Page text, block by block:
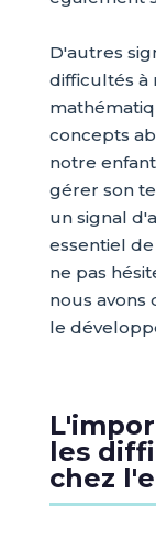
D'autres
difficultés à
concepts
notre
gérer son
un signal
essentiel
ne pas
nous avons
le
les
chez